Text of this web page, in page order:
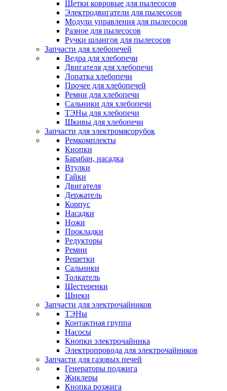
Щетки ковровые для пылесосов
Электродвигатели для пылесосов
Модули управления для пылесосов
Разное для пылесосов
Ручки шлангов для пылесосов
Запчасти для хлебопечей
Ведра для хлебопечи
Двигателя для хлебопечи
Лопатка хлебопечи
Прочее для хлебопечей
Ремни для хлебопечи
Сальники для хлебопечи
ТЭНы для хлебопечи
Шкивы для хлебопечи
Запчасти для электромясорубок
Ремкомплекты
Кнопки
Барабан, насадка
Втулки
Гайки
Двигателя
Держатель
Корпус
Насадки
Ножи
Прокладки
Редукторы
Ремни
Решетки
Сальники
Толкатель
Шестеренки
Шнеки
Запчасти для электрочайников
ТЭНы
Контактная группа
Насосы
Кнопки электрочайника
Электропровода для электрочайников
Запчасти для газовых печей
Генераторы поджига
Жиклеры
Кнопка розжига